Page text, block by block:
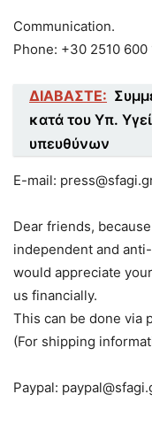
Communication.
Phone: +30 2510 600
ΔΙΑΒΑΣΤΕ:
κατά του Υπ.
υπευθύνων
E-mail:
Dear friends,
independent and
would appreciate
us financially.
This can be done via
(For shipping
Paypal: